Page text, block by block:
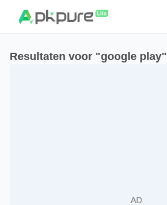
Resultaten voor "google play"